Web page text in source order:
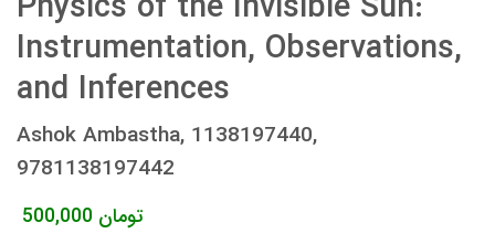
Instrumentation, Observations,
and Inferences
Ashok Ambastha, 1138197440,
9781138197442
500,000 تومان